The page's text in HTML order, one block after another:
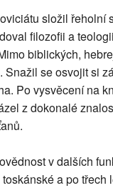
složil řeholní
filozofii a
biblických,
se osvojit si
Po vysvěcení na
z dokonalé
v dalších
a po třech